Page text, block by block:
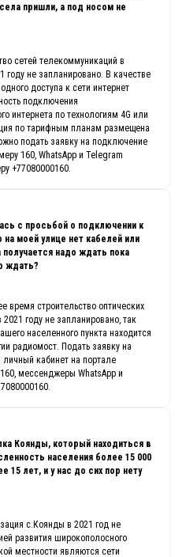
пришли, а под носом не
сетей телекоммуникаций в
не запланировано. В качестве
доступа к сети интернет
подключения
интернета по технологиям 4G или
по тарифным планам размещена
подать заявку на подключение
160, WhatsApp и Telegram
+77080000160.
с просьбой о подключении к
на моей улице нет кабелей или
надо ждать пока
ждать?
время строительство оптических
году не запланировано, так
населенного пункта находится
радиомост. Подать заявку на
кабинет на портале
мессенджеры WhatsApp и
Коянды, который находиться в
населения более 15 000
15 лет, и у нас до сих пор нету
с.Коянды в 2021 год не
развития широкополосного
местности являются сети